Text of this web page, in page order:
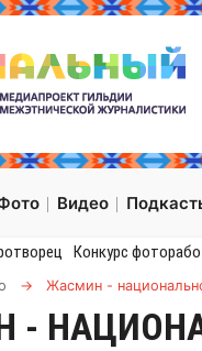
Видео
Конкурс
→ Жасмин -